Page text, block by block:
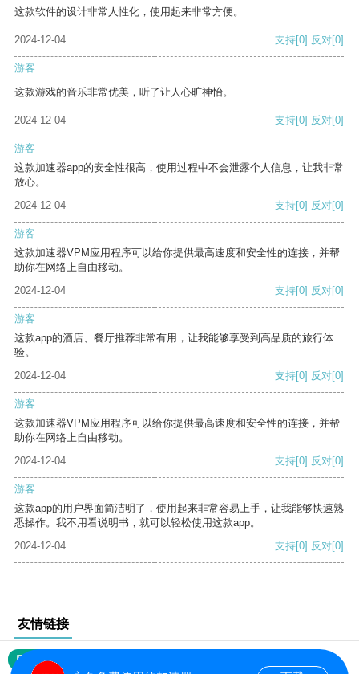
这款软件的设计非常人性化，使用起来非常方便。
2024-12-04 支持[0] 反对[0]
游客
这款游戏的音乐非常优美，听了让人心旷神怡。
2024-12-04 支持[0] 反对[0]
游客
这款加速器app的安全性很高，使用过程中不会泄露个人信息，让我非常
放心。
2024-12-04
支持[0] 反对[0]
游客
这款加速器VPM应用程序可以给你提供最高速度和安全性的连接，并帮
助你在网络上自由移动。
2024-12-04
支持[0] 反对[0]
游客
这款app的酒店、餐厅推荐非常有用，让我能够享受到高品质的旅行体
验。
2024-12-04
支持[0] 反对[0]
游客
这款加速器VPM应用程序可以给你提供最高速度和安全性的连接，并帮
助你在网络上自由移动。
2024-12-04
支持[0] 反对[0]
游客
这款app的用户界面简洁明了，使用起来非常容易上手，让我能够快速熟
悉操作。我不用看说明书，就可以轻松使用这款app。
2024-12-04
支持[0] 反对[0]
友情链接
网站地图